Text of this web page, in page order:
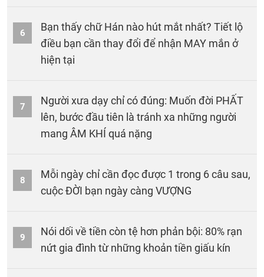
6
Bạn thấy chữ Hán nào hút mắt nhất? Tiết lộ
điều bạn cần thay đổi để nhận MAY mắn ở
hiện tại
7
Người xưa dạy chỉ có đúng: Muốn đời PHẤT
lên, bước đầu tiên là tránh xa những người
mang ÂM KHÍ quá nặng
8
Mỗi ngày chỉ cần đọc được 1 trong 6 câu sau,
cuộc ĐỜI bạn ngày càng VƯỢNG
9
Nói dối về tiền còn tệ hơn phản bội: 80% rạn
nứt gia đình từ những khoản tiền giấu kín